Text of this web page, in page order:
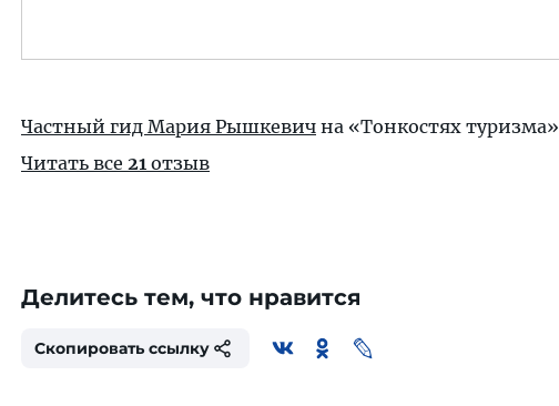
Частный гид Мария Рышкевич на «Тонкостях туризма»
Читать все 21 отзыв
Делитесь тем, что нравится
Скопировать ссылку